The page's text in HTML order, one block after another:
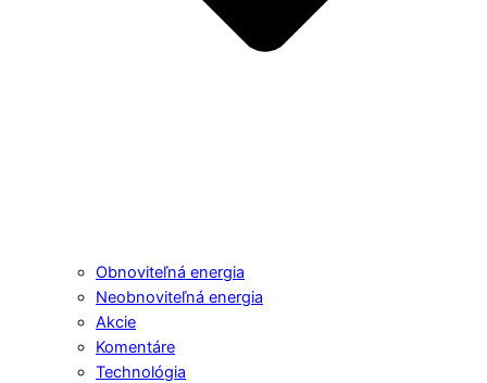
Obnoviteľná energia
Neobnoviteľná energia
Akcie
Komentáre
Technológia